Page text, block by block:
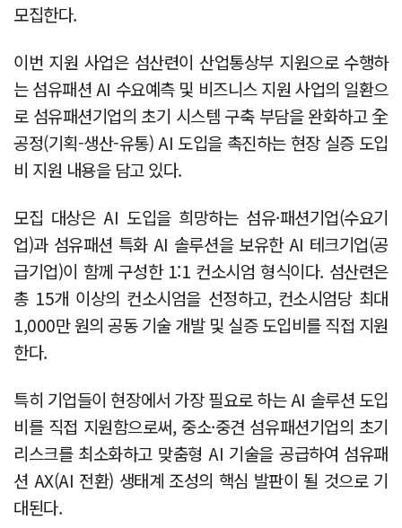
모집한다.
이번 지원 사업은 섬산련이 산업통상부 지원으로 수행하
는 섬유패션 AI 수요예측 및 비즈니스 지원 사업의 일환으
로 섬유패션기업의 초기 시스템 구축 부담을 완화하고 全
공정(기획-생산-유통) AI 도입을 촉진하는 현장 실증 도입
비 지원 내용을 담고 있다.
모집 대상은 AI 도입을 희망하는 섬유·패션기업(수요기
업)과 섬유패션 특화 AI 솔루션을 보유한 AI 테크기업(공
급기업)이 함께 구성한 1:1 컨소시엄 형식이다. 섬산련은
총 15개 이상의 컨소시엄을 선정하고, 컨소시엄당 최대
1,000만 원의 공동 기술 개발 및 실증 도입비를 직접 지원
한다.
특히 기업들이 현장에서 가장 필요로 하는 AI 솔루션 도입
비를 직접 지원함으로써, 중소·중견 섬유패션기업의 초기
리스크를 최소화하고 맞춤형 AI 기술을 공급하여 섬유패
션 AX(AI 전환) 생태계 조성의 핵심 발판이 될 것으로 기
대된다.